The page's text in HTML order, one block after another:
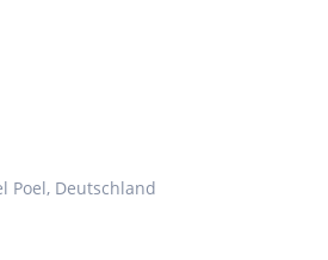
Poel, Deutschland